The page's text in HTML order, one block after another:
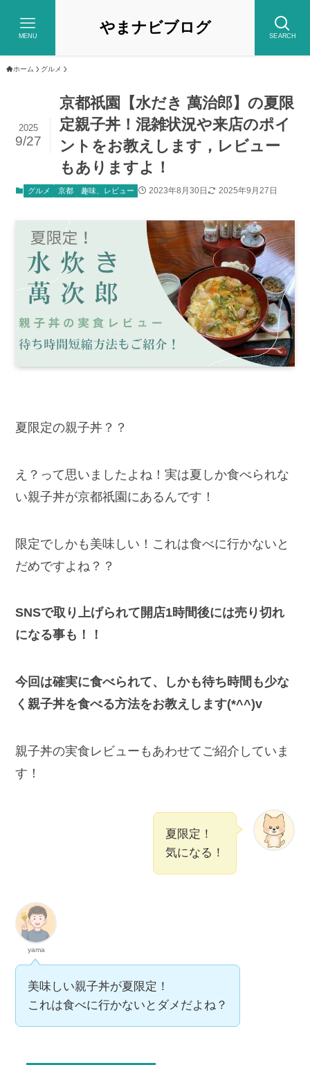
やまナビブログ SEARCH
MENU
ホーム グルメ
京都祇園【水だき 萬治郎】の夏限
定親子丼！混雑状況や来店のポイ
ントをお教えします，レビュー
もありますよ！
2025
9/27
グルメ 京都 趣味、レビュー 2023年8月30日 2025年9月27日
夏限定の親子丼？？
え？って思いましたよね！実は夏しか食べられな
い親子丼が京都祇園にあるんです！
限定でしかも美味しい！これは食べに行かないと
だめですよね？？
SNSで取り上げられて開店1時間後には売り切れ
になる事も！！
今回は確実に食べられて、しかも待ち時間も少な
く親子丼を食べる方法をお教えします(*^^)v
親子丼の実食レビューもあわせてご紹介していま
す！
夏限定！
気になる！
yama
美味しい親子丼が夏限定！
これは食べに行かないとダメだよね？